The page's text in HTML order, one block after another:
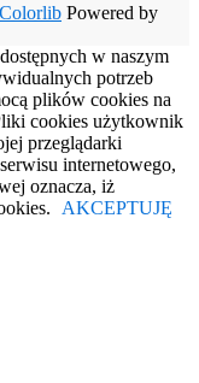
Colorlib Powered by
w naszym
potrzeb
plików cookies na
cookies użytkownik
przeglądarki
internetowego,
oznacza, iż
AKCEPTUJĘ